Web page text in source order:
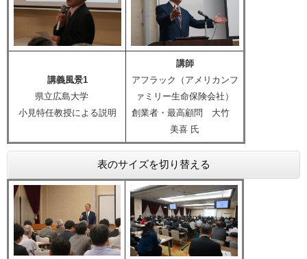
講義風景1
県立広島大学
小見特任教授による説明
講師
アフラック（アメリカンフ
ァミリー生命保険会社）
創業者・最高顧問 大竹
美喜 氏
表のサイズを切り替える